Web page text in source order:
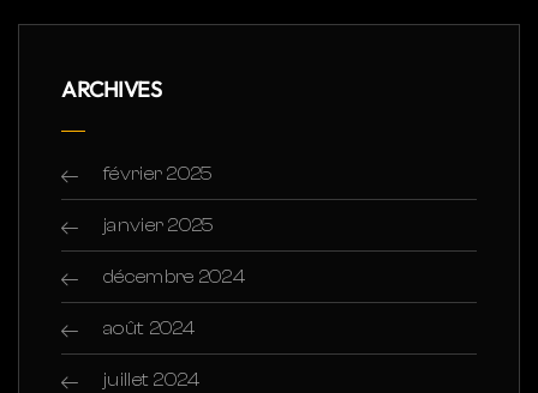
ARCHIVES
février 2025
janvier 2025
décembre 2024
août 2024
juillet 2024